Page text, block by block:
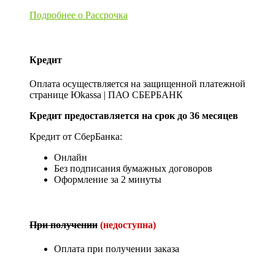
Подробнее о Рассрочка
Кредит
Оплата осуществляется на защищенной платежной
странице Юkassa | ПАО СБЕРБАНК
Кредит предоставляется на срок до 36 месяцев
Кредит от СберБанка:
Онлайн
Без подписания бумажных договоров
Оформление за 2 минуты
При получении (недоступна)
Оплата при получении заказа